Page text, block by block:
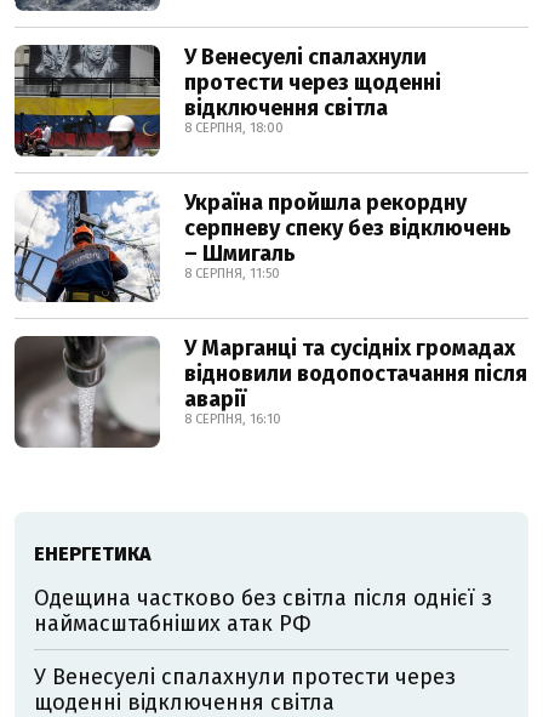
У Венесуелі спалахнули
протести через щоденні
відключення світла
8 СЕРПНЯ, 18:00
Україна пройшла рекордну
серпневу спеку без відключень
– Шмигаль
8 СЕРПНЯ, 11:50
У Марганці та сусідніх громадах
відновили водопостачання після
аварії
8 СЕРПНЯ, 16:10
ЕНЕРГЕТИКА
Одещина частково без світла після однієї з
наймасштабніших атак РФ
У Венесуелі спалахнули протести через
щоденні відключення світла